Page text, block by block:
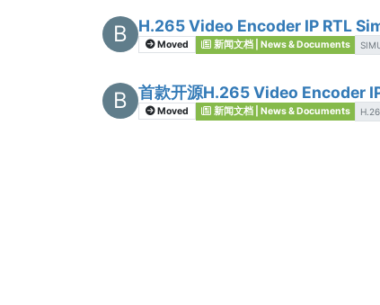
B H.265 Video Encoder IP RTL
Moved 新闻文档 | News & Documents
B 首款开源H.265 Video Encoder
Moved 新闻文档 | News & Documents